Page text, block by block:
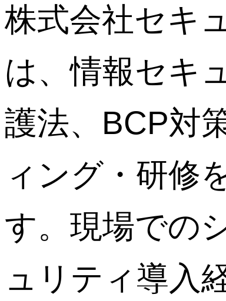
株式会社セキ
は、情報セキ
護法、BCP対
ィング・研修
す。現場での
ュリティ導入